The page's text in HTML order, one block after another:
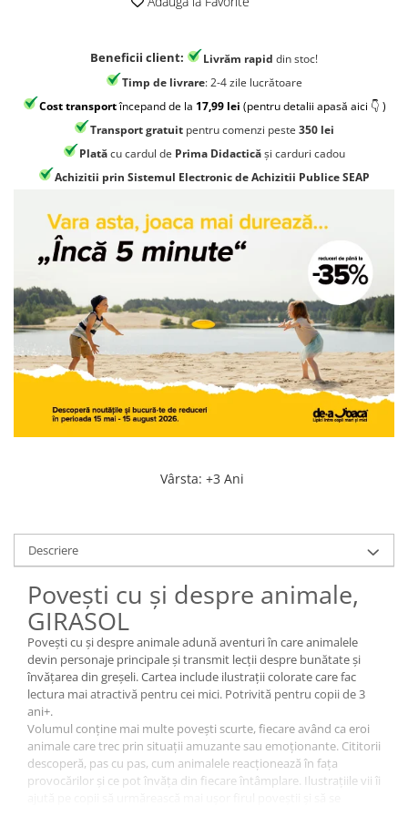
Jocuri Origami
Jocuri si jucarii educative
Jocuri STEAM
Jucarii interactive
Jucarii muzicale
Masinute si trenulete
Roboti de jucarie
Beneficii client: Livrăm rapid din stoc!
Timp de livrare: 2-4 zile lucrătoare
Cost transportîncepand de la 17,99 lei (pentru detalii apasă aici 👇 )
Transport gratuit pentru comenzi peste 350 lei
Platăcu cardul de Prima Didacticăși carduri cadou
Achizitii prin Sistemul Electronic de Achizitii Publice SEAP
Vârsta: +3 Ani
Descriere
Povești cu și despre animale,
GIRASOL
Povești cu și despre animale adună aventuri în care animalele
devin personaje principale și transmit lecții despre bunătate și
învățarea din greșeli. Cartea include ilustrații colorate care fac
lectura mai atractivă pentru cei mici. Potrivită pentru copii de 3
ani+.
Volumul conține mai multe povești scurte, fiecare având ca eroi
animale care trec prin situații amuzante sau emoționante. Cititorii
descoperă, pas cu pas, cum animalele reacționează în fața
provocărilor și ce pot învăța din fiecare întâmplare. Ilustrațiile vii îi